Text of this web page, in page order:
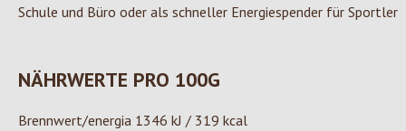
Schule und Büro oder als schneller Energiespender für Sportler
NÄHRWERTE PRO 100G
Brennwert/energia 1346 kJ / 319 kcal